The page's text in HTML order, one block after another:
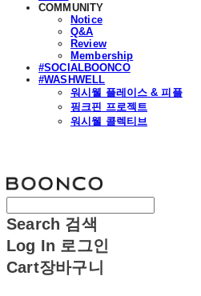
COMMUNITY
Notice
Q&A
Review
Membership
#SOCIALBOONCO
#WASHWELL
워시웰 플레이스 & 피플
핑크핀 프로젝트
워시웰 콜렉티브
Search 검색
Log In 로그인
Cart장바구니